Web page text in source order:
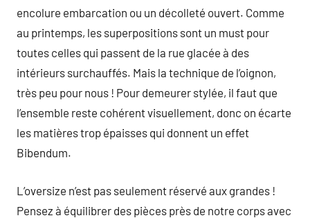
encolure embarcation ou un décolleté ouvert. Comme
au printemps, les superpositions sont un must pour
toutes celles qui passent de la rue glacée à des
intérieurs surchauffés. Mais la technique de l’oignon,
très peu pour nous ! Pour demeurer stylée, il faut que
l’ensemble reste cohérent visuellement, donc on écarte
les matières trop épaisses qui donnent un effet
Bibendum.
L’oversize n’est pas seulement réservé aux grandes !
Pensez à équilibrer des pièces près de notre corps avec